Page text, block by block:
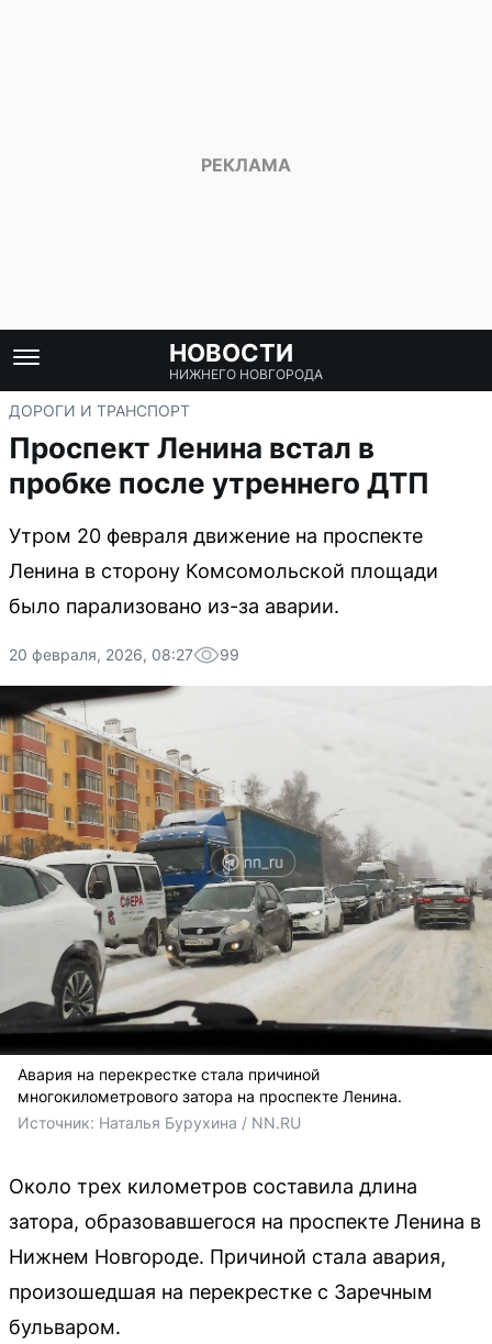
НОВОСТИ
НИЖНЕГО НОВГОРОДА
ДОРОГИ И ТРАНСПОРТ
Проспект Ленина встал в
пробке после утреннего ДТП
Утром 20 февраля движение на проспекте
Ленина в сторону Комсомольской площади
было парализовано из-за аварии.
20 февраля, 2026, 08:27 99
Авария на перекрестке стала причиной
многокилометрового затора на проспекте Ленина.
Источник: Наталья Бурухина / NN.RU
Около трех километров составила длина
затора, образовавшегося на проспекте Ленина в
Нижнем Новгороде. Причиной стала авария,
произошедшая на перекрестке с Заречным
бульваром.